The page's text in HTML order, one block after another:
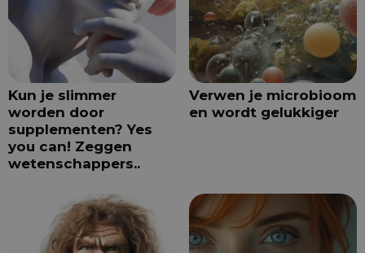
Kun je slimmer
worden door
supplementen? Yes
you can! Zeggen
wetenschappers..
Verwen je microbioom
en wordt gelukkiger